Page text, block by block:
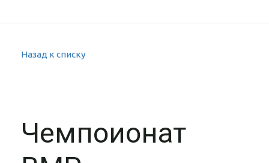
Назад к списку
Чемпоионат